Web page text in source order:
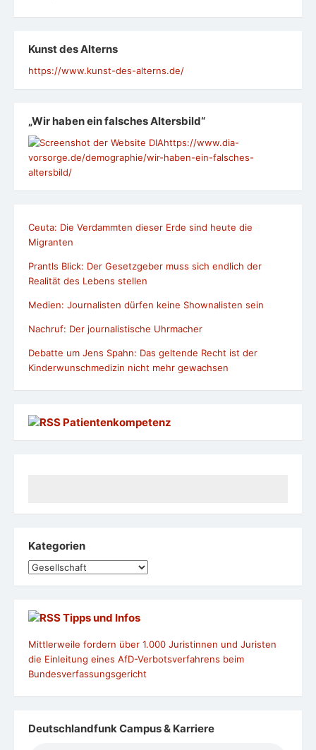
Kunst des Alterns
https://www.kunst-des-alterns.de/
„Wir haben ein falsches Altersbild“
https://www.dia-
vorsorge.de/demographie/wir-haben-ein-falsches-
altersbild/
Ceuta: Die Verdammten dieser Erde sind heute die
Migranten
Prantls Blick: Der Gesetzgeber muss sich endlich der
Realität des Lebens stellen
Medien: Journalisten dürfen keine Shownalisten sein
Nachruf: Der journalistische Uhrmacher
Debatte um Jens Spahn: Das geltende Recht ist der
Kinderwunschmedizin nicht mehr gewachsen
Patientenkompetenz
Kategorien
Kategorien
Tipps und Infos
Mittlerweile fordern über 1.000 Juristinnen und Juristen
die Einleitung eines AfD-Verbotsverfahrens beim
Bundesverfassungsgericht
Deutschlandfunk Campus & Karriere